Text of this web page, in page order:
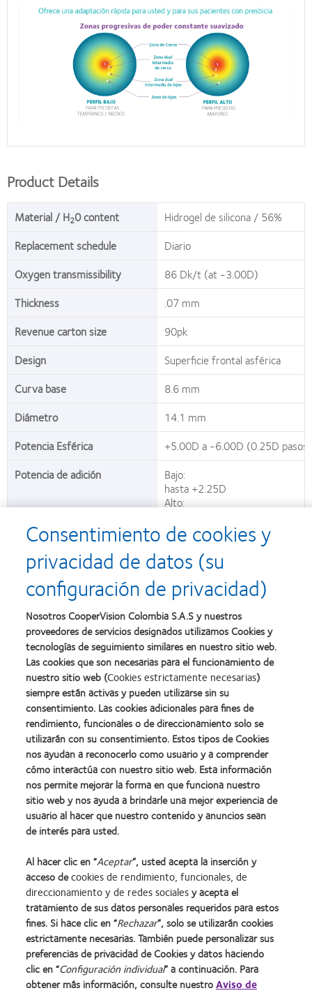
Product Details
Material / H20 content
Hidrogel de silicona / 56%
Replacement schedule
Diario
Oxygen transmissibility
86 Dk/t (at -3.00D)
Thickness
.07 mm
Revenue carton size
90pk
Design
Superficie frontal asférica
Curva base
8.6 mm
Diámetro
14.1 mm
Potencia Esférica
+5.00D a -6.00D (0.25D pasos)
Potencia de adición
Bajo:
hasta +2.25D
Alto:
(1)Advertencia: Las lentes de contacto que absorben los UV no
sustituyen a las gafas protectoras que absorben rayos UV ni a las
gafas de sol, ya que no cubren por completo el ojo ni la zona que lo
rodea. Los pacientes deberán seguir usando protección ocular que
absorba rayos UV según se les indique.
(2)Datos de archivo; clariti 1 day ofrece ojos más blancos que 1-DAY
ACUVUE® MOIST®.
(3)Brennan N.A. Beyond Flux: Total Corneal Oxygen Consumption as
an Index of Corneal Oxygenation During Contact Lens Wear.
Investigative Ophthalmology & Visual Science. 2005; 82:467–472.
(4)Holden B.A., Mertz GW. Critical oxygen levels to avoid corneal
edema for daily and extended wear contact lenses. Investigative
Ophthalmology & Visual Science. 1984; 25:1161.
(5)Contenido de agua principal citado por el fabricante.
Inicio
Nuestra empresa
Nuestros productos
Política de privacidad
Condiciones del servicio
Web del usuario
Consentimiento de cookies y
privacidad de datos (su
configuración de privacidad)
Nosotros CooperVision Colombia S.A.S y nuestros
proveedores de servicios designados utilizamos Cookies y
tecnologías de seguimiento similares en nuestro sitio web.
Las cookies que son necesarias para el funcionamiento de
nuestro sitio web (Cookies estrictamente necesarias)
siempre están activas y pueden utilizarse sin su
consentimiento. Las cookies adicionales para fines de
rendimiento, funcionales o de direccionamiento solo se
utilizarán con su consentimiento. Estos tipos de Cookies
nos ayudan a reconocerlo como usuario y a comprender
cómo interactúa con nuestro sitio web. Esta información
nos permite mejorar la forma en que funciona nuestro
sitio web y nos ayuda a brindarle una mejor experiencia de
usuario al hacer que nuestro contenido y anuncios sean
de interés para usted.
Al hacer clic en “Aceptar”, usted acepta la inserción y
acceso decookies de rendimiento, funcionales, de
direccionamiento y de redes socialesy acepta el
tratamiento de sus datos personales requeridos para estos
fines. Si hace clic en “Rechazar”, solo se utilizarán cookies
estrictamente necesarias. También puede personalizar sus
preferencias de privacidad de Cookies y datos haciendo
clic en “Configuración individual” a continuación. Para
obtener más información, consulte nuestroAviso de